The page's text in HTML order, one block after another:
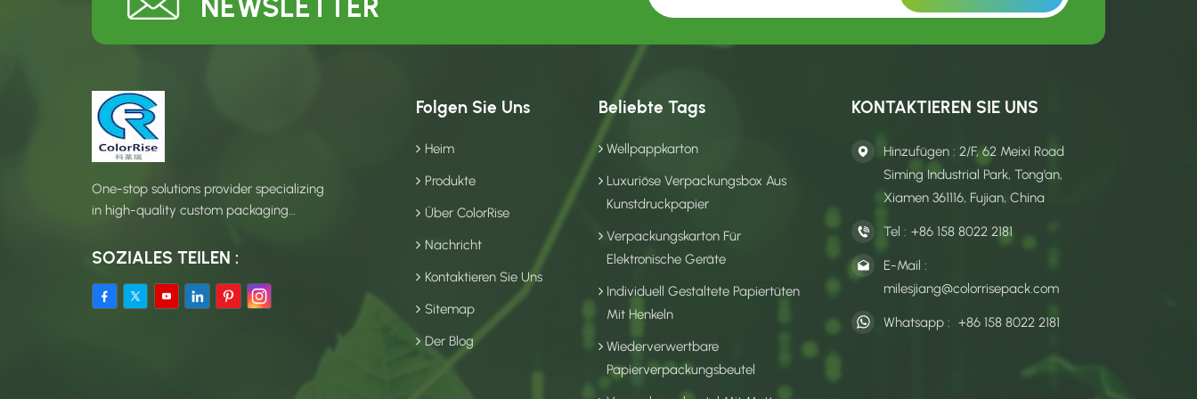
NEWSLETTER
One-stop solutions provider specializing
in high-quality custom packaging
SOZIALES TEILEN :
Folgen Sie Uns
Heim
Produkte
Über ColorRise
Nachricht
Kontaktieren Sie Uns
Sitemap
Der Blog
Beliebte Tags
Wellpappkarton
Luxuriöse Verpackungsbox Aus
Kunstdruckpapier
Verpackungskarton Für
Elektronische Geräte
Individuell Gestaltete Papiertüten
Mit Henkeln
Wiederverwertbare
Papierverpackungsbeutel
KONTAKTIEREN SIE UNS
Hinzufügen : 2/F, 62 Meixi Road
Siming Industrial Park, Tong’an,
Xiamen 361116, Fujian, China
Tel : +86 158 8022 2181
E-Mail :
milesjiang@colorrisepack.com
Whatsapp : +86 158 8022 2181